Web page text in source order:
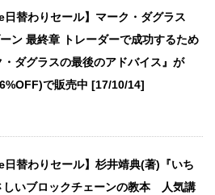
日替わりセール】マーク・ダグラス
ン 最終章 トレーダーで成功するため
・ダグラスの最後のアドバイス』が
で販売中 [17/10/14]
日替わりセール】杉井靖典(著)『いち
しいブロックチェーンの教本 人気講